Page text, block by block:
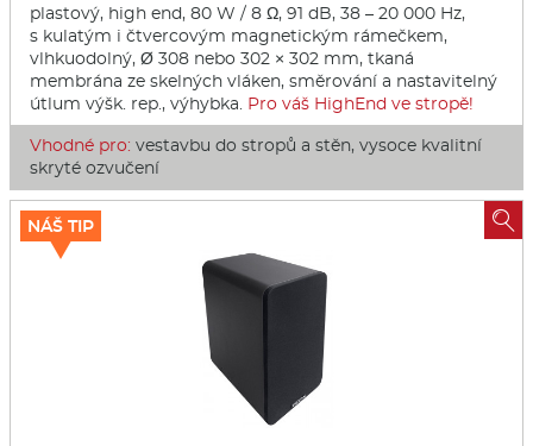
plastový, high end, 80 W / 8 Ω, 91 dB, 38 – 20 000 Hz,
s kulatým i čtvercovým magnetickým rámečkem,
vlhkuodolný, Ø 308 nebo 302 × 302 mm, tkaná
membrána ze skelných vláken, směrování a nastavitelný
útlum výšk. rep., výhybka. Pro váš HighEnd ve stropě!
Vhodné pro: vestavbu do stropů a stěn, vysoce kvalitní
skryté ozvučení
NÁŠ TIP 